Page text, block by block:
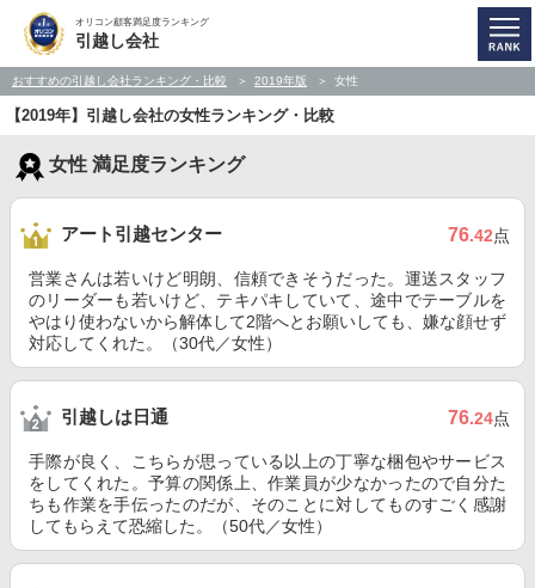
オリコン顧客満足度ランキング
引越し会社
おすすめの引越し会社ランキング・比較 2019年版 女性
【2019年】引越し会社の女性ランキング・比較
女性 満足度ランキング
アート引越センター 76.42点
営業さんは若いけど明朗、信頼できそうだった。運送スタッフ
のリーダーも若いけど、テキパキしていて、途中でテーブルを
やはり使わないから解体して2階へとお願いしても、嫌な顔せず
対応してくれた。（30代／女性）
引越しは日通 76.24点
手際が良く、こちらが思っている以上の丁寧な梱包やサービス
をしてくれた。予算の関係上、作業員が少なかったので自分た
ちも作業を手伝ったのだが、そのことに対してものすごく感謝
してもらえて恐縮した。（50代／女性）